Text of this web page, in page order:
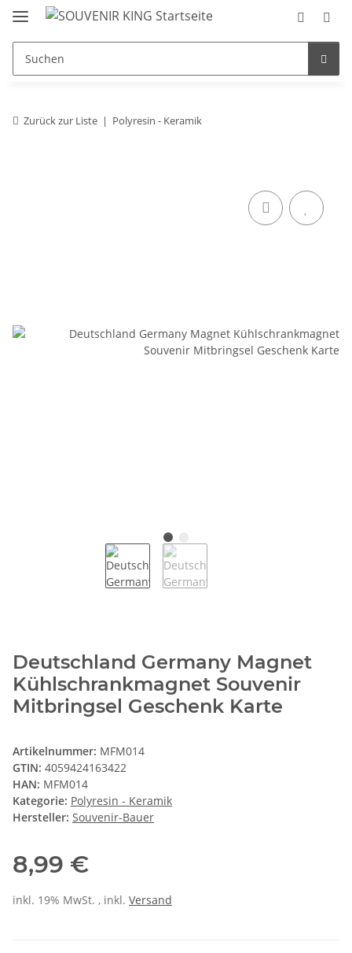
Zurück zur Liste Polyresin - Keramik
Deutschland Germany Magnet
Kühlschrankmagnet Souvenir
Mitbringsel Geschenk Karte
Artikelnummer: MFM014
GTIN: 4059424163422
HAN: MFM014
Kategorie: Polyresin - Keramik
Hersteller: Souvenir-Bauer
8,99 €
inkl. 19% MwSt. , inkl. Versand